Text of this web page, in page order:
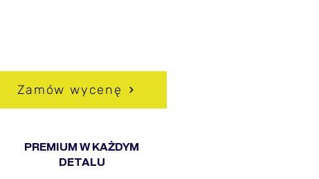
Zamów wycenę
PREMIUM W KAŻDYM
DETALU